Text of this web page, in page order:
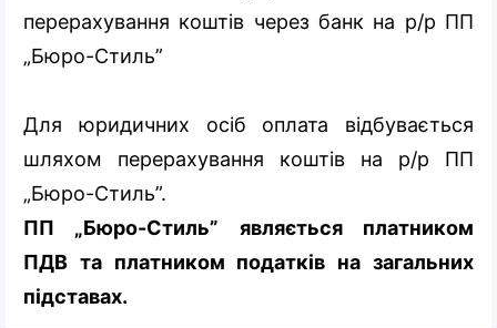
перерахування коштів через банк на р/р ПП
„Бюро-Стиль”
Для юридичних осіб оплата відбувається
шляхом перерахування коштів на р/р ПП
„Бюро-Стиль”.
ПП „Бюро-Стиль” являється платником
ПДВ та платником податків на загальних
підставах.